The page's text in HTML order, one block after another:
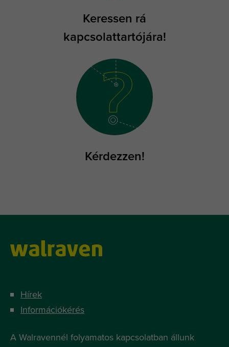
Keressen rá
kapcsolattartójára!
Kérdezzen!
Hírek
Információkérés
A Walravennél folyamatos kapcsolatban állunk